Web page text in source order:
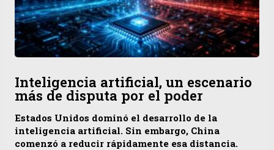
Inteligencia artificial, un escenario
más de disputa por el poder
Estados Unidos dominó el desarrollo de la
inteligencia artificial. Sin embargo, China
comenzó a reducir rápidamente esa distancia.